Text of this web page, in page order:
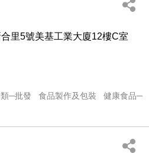
里5號美基工業大廈12樓C室
─批發 食品製作及包裝
健康食品─